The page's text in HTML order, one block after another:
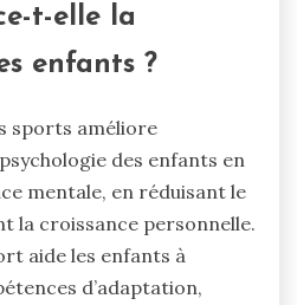
t-elle la
enfants ?
sports améliore
des enfants en
mentale, en réduisant le
la croissance personnelle.
aide les enfants à
d’adaptation,